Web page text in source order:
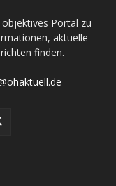
Portal zu
aktuelle
finden.